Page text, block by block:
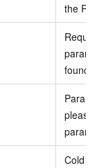
the
param
found.
please
Cold